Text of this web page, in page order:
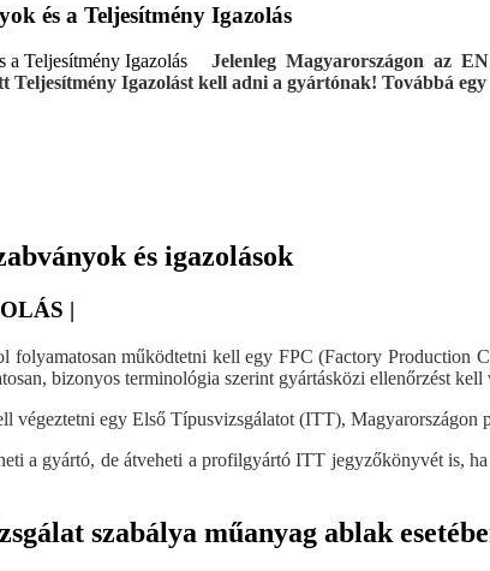
és a Teljesítmény Igazolás
Jelenleg Magyarországon az
Teljesítmény Igazolást kell adni a gyártónak! Továbbá
és igazolások
|
folyamatosan működtetni kell egy FPC (Factory Production
bizonyos terminológia szerint gyártásközi ellenőrzést
végeztetni egy Első Típusvizsgálatot (ITT),
a gyártó, de átveheti a profilgyártó ITT jegyzőkönyvét is,
szabálya műanyag ablak